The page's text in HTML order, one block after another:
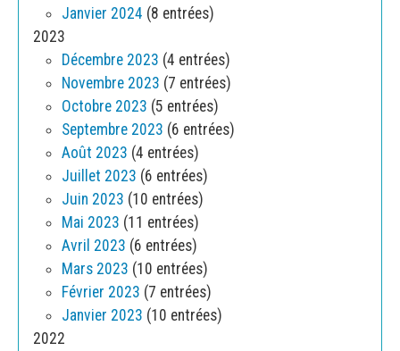
Janvier 2024 (8 entrées)
2023
Décembre 2023 (4 entrées)
Novembre 2023 (7 entrées)
Octobre 2023 (5 entrées)
Septembre 2023 (6 entrées)
Août 2023 (4 entrées)
Juillet 2023 (6 entrées)
Juin 2023 (10 entrées)
Mai 2023 (11 entrées)
Avril 2023 (6 entrées)
Mars 2023 (10 entrées)
Février 2023 (7 entrées)
Janvier 2023 (10 entrées)
2022